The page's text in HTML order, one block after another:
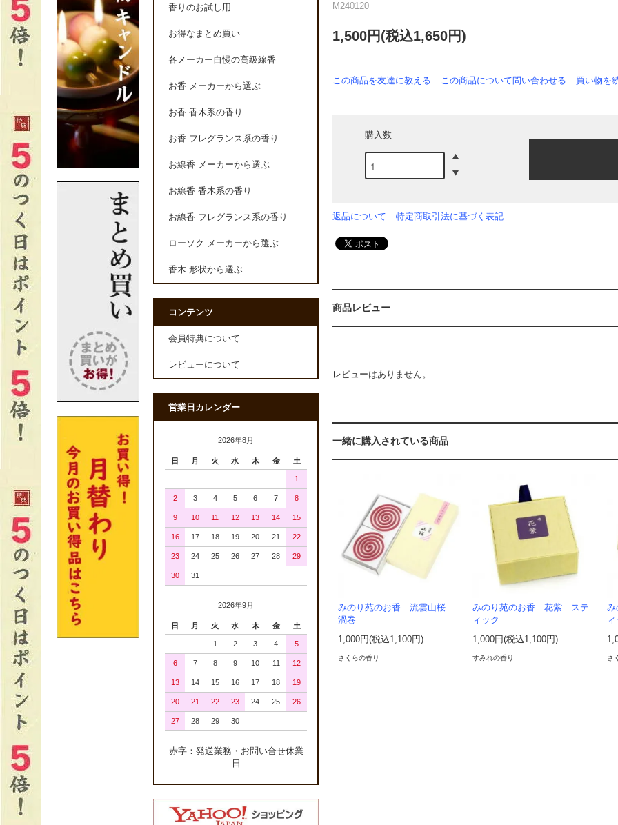
M240120
1,500円(税込1,650円)
この商品を友達に教える この商品について問い合わせる 買い物を
購入数
返品について 特定商取引法に基づく表記
商品レビュー
レビューはありません。
一緒に購入されている商品
みのり苑のお香 流雲山桜
渦巻
1,000円(税込1,100円)
さくらの香り
みのり苑のお香 花紫 ステ
ィック
1,000円(税込1,100円)
すみれの香り さ
香りのお試し用
お得なまとめ買い
各メーカー自慢の高級線香
お香 メーカーから選ぶ
お香 香木系の香り
お香 フレグランス系の香り
お線香 メーカーから選ぶ
お線香 香木系の香り
お線香 フレグランス系の香り
ローソク メーカーから選ぶ
香木 形状から選ぶ
コンテンツ
会員特典について
レビューについて
営業日カレンダー
2026年8月
日 月 火 水 木 金 土
1
2 3 4 5 6 7 8
9 10 11 12 13 14 15
16 17 18 19 20 21 22
23 24 25 26 27 28 29
30 31
2026年9月
日 月 火 水 木 金 土
1 2 3 4 5
6 7 8 9 10 11 12
13 14 15 16 17 18 19
20 21 22 23 24 25 26
27 28 29 30
赤字：発送業務・お問い合せ休業
日